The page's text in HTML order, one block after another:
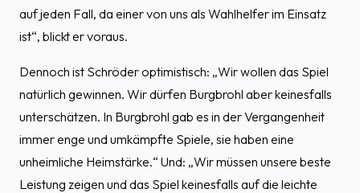
auf jeden Fall, da einer von uns als Wahlhelfer im Einsatz
ist“, blickt er voraus.
Dennoch ist Schröder optimistisch: „Wir wollen das Spiel
natürlich gewinnen. Wir dürfen Burgbrohl aber keinesfalls
unterschätzen. In Burgbrohl gab es in der Vergangenheit
immer enge und umkämpfte Spiele, sie haben eine
unheimliche Heimstärke.“ Und: „Wir müssen unsere beste
Leistung zeigen und das Spiel keinesfalls auf die leichte